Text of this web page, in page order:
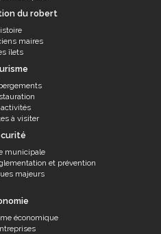
du robert
maires
îlets
à visiter
municipale
et prévention
majeurs
économique